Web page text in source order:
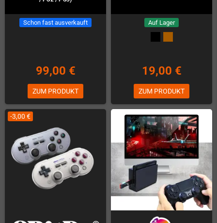
Schon fast ausverkauft
99,00 €
ZUM PRODUKT
Auf Lager
19,00 €
ZUM PRODUKT
-3,00 €